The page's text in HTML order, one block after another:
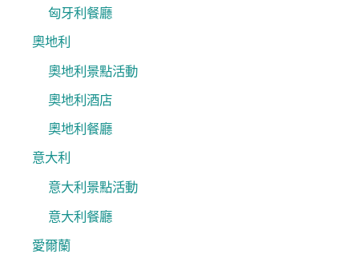
匈牙利餐廳
奧地利
奧地利景點活動
奧地利酒店
奧地利餐廳
意大利
意大利景點活動
意大利餐廳
愛爾蘭